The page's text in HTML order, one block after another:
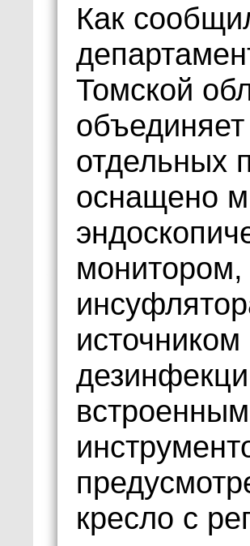
Как
Томской
отдельных
оснащено
монитором,
кресло с